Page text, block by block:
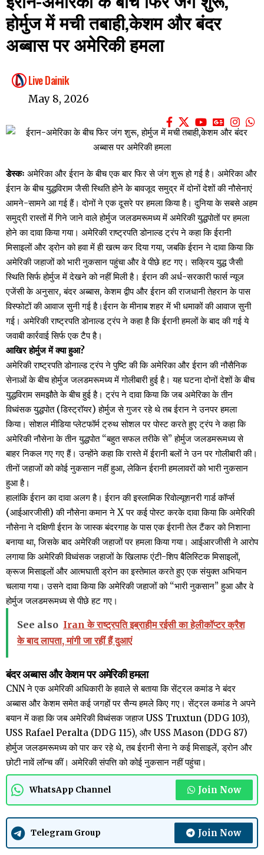
होर्मुज में मची तबाही,केशम और बंदर
अब्बास पर अमेरिकी हमला
Live Dainik
May 8, 2026
डेस्कः अमेरिका और ईरान के बीच एक बार फिर से जंग शुरू हो गई है। अमेरिका और
ईरान के बीच युद्धविराम जैसी स्थिति होने के बावजूद समुद्र में दोनों देशों की नौसेनाएं
आमने-सामने आ गई हैं। दोनों ने एक दूसरे पर हमला किया है। दुनिया के सबसे अहम
समुद्री रास्तों में गिने जाने वाले होर्मुज जलडमरूमध्य में अमेरिकी युद्धपोतों पर हमला
होने का दावा किया गया। अमेरिकी राष्ट्रपति डोनाल्ड ट्रंप ने कहा कि ईरानी
मिसाइलों और ड्रोन को हवा में ही खत्म कर दिया गया, जबकि ईरान ने दावा किया कि
अमेरिकी जहाजों को भारी नुकसान पहुंचा और वे पीछे हट गए। सक्रिय युद्ध जैसी
स्थिति सिर्फ होर्मुज में देखने को नहीं मिली है। ईरान की अर्ध-सरकारी फार्स न्यूज
एजेंसी के अनुसार, बंदर अब्बास, केशम द्वीप और ईरान की राजधानी तेहरान के पास
विस्फोटों की आवाज सुनी गई है।ईरान के मीनाब शहर में भी धमाकों की आवाज सुनी
गई। अमेरिकी राष्ट्रपति डोनाल्ड ट्रंप ने कहा है कि ईरानी हमलों के बाद की गई ये
जवाबी कार्रवाई सिर्फ एक टैप है।
आखिर होर्मुज में क्या हुआ?
अमेरिकी राष्ट्रपति डोनाल्ड ट्रंप ने पुष्टि की कि अमेरिका और ईरान की नौसैनिक
सेनाओं के बीच होर्मुज जलडमरूमध्य में गोलीबारी हुई है। यह घटना दोनों देशों के बीच
युद्धविराम समझौते के बीच हुई है। ट्रंप ने दावा किया कि जब अमेरिका के तीन
विध्वंसक युद्धपोत (डिस्ट्रॉयर) होर्मुज से गुजर रहे थे तब ईरान ने उनपर हमला
किया। सोशल मीडिया प्लेटफॉर्म ट्रुथ सोशल पर पोस्ट करते हुए ट्रंप ने कहा कि
अमेरिकी नौसेना के तीन युद्धपोत “बहुत सफल तरीके से” होर्मुज जलडमरूमध्य से
बाहर निकल गए गए हैं। उन्होंने कहा कि रास्ते में ईरानी बलों ने उन पर गोलीबारी की।
तीनों जहाजों को कोई नुकसान नहीं हुआ, लेकिन ईरानी हमलावरों को भारी नुकसान
हुआ है।
हालांकि ईरान का दावा अलग है। ईरान की इस्लामिक रिवोल्यूशनरी गार्ड कॉर्प्स
(आईआरजीसी) की नौसेना कमान ने X पर कई पोस्ट करके दावा किया कि अमेरिकी
नौसेना ने दक्षिणी ईरान के जास्क बंदरगाह के पास एक ईरानी तेल टैंकर को निशाना
बनाया था, जिसके बाद अमेरिकी जहाजों पर हमला किया गया। आईआरजीसी ने आरोप
लगाया कि अमेरिकी विध्वंसक जहाजों के खिलाफ एंटी-शिप बैलिस्टिक मिसाइलों,
क्रूज मिसाइलों और आत्मघाती ड्रोन का इस्तेमाल करते हुए एक संयुक्त अभियान
चलाया गया। उसने दावा किया कि अमेरिकी जहाजों को “भारी नुकसान” हुआ और वे
होर्मुज जलडमरूमध्य से पीछे हट गए।
See also Iran के राष्ट्रपति इब्राहीम रईसी का हेलीकॉप्टर क्रैश
के बाद लापता, मांगी जा रहीं हैं दुआएं
बंदर अब्बास और केशम पर अमेरिकी हमला
CNN ने एक अमेरिकी अधिकारी के हवाले से बताया कि सेंट्रल कमांड ने बंदर
अब्बास और केशम समेत कई जगहों पर सैन्य हमले किए गए। सेंट्रल कमांड ने अपने
बयान में कहा कि जब अमेरिकी विध्वंसक जहाज USS Truxtun (DDG 103),
USS Rafael Peralta (DDG 115), और USS Mason (DDG 87)
होर्मुज जलडमरूमध्य को पार कर रहे थे, तब ईरानी सेना ने कई मिसाइलें, ड्रोन और
छोटी नावें लॉन्च कीं। अमेरिकी संपत्ति को कोई नुकसान नहीं पहुंचा।
WhatsApp Channel Join Now
Telegram Group Join Now